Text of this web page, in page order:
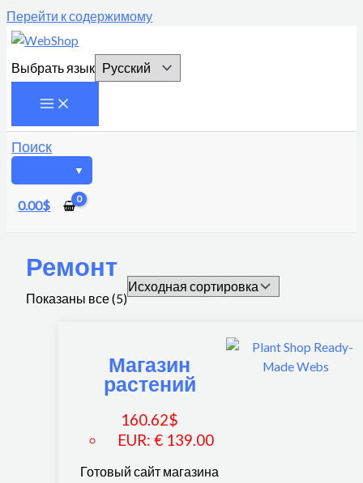
Перейти к содержимому
Выбрать язык
Поиск
0.00$
Ремонт
Показаны все (5)
Магазин
растений
160.62$
EUR:€ 139.00
Готовый сайт магазина